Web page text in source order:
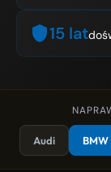
15 lat
Audi BMW